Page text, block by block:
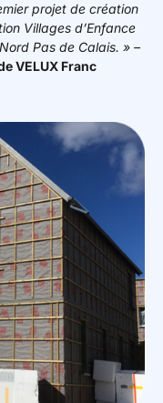
projet de création
Villages d’Enfance
Pas de Calais. » –
VELUX Franc